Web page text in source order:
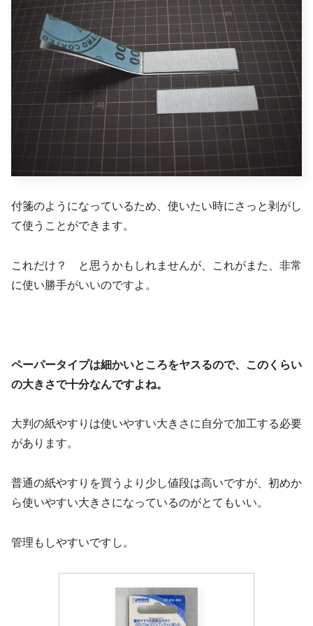
付箋のようになっているため、使いたい時にさっと剥がし
て使うことができます。
これだけ？ と思うかもしれませんが、これがまた、非常
に使い勝手がいいのですよ。
ペーパータイプは細かいところをヤスるので、このくらい
の大きさで十分なんですよね。
大判の紙やすりは使いやすい大きさに自分で加工する必要
があります。
普通の紙やすりを買うより少し値段は高いですが、初めか
ら使いやすい大きさになっているのがとてもいい。
管理もしやすいですし。